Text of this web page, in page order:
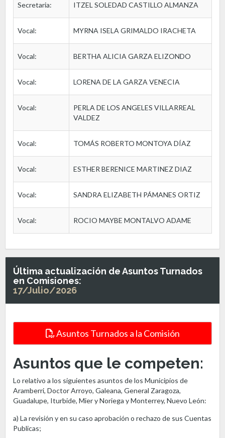
Secretaria: ITZEL SOLEDAD CASTILLO ALMANZA
Vocal: MYRNA ISELA GRIMALDO IRACHETA
Vocal: BERTHA ALICIA GARZA ELIZONDO
Vocal: LORENA DE LA GARZA VENECIA
Vocal:
PERLA DE LOS ANGELES VILLARREAL
VALDEZ
Vocal: TOMÁS ROBERTO MONTOYA DÍAZ
Vocal: ESTHER BERENICE MARTINEZ DIAZ
Vocal: SANDRA ELIZABETH PÁMANES ORTIZ
Vocal: ROCIO MAYBE MONTALVO ADAME
Última actualización de Asuntos Turnados
en Comisiones:
17/Julio/2026
Asuntos Turnados a la Comisión
Asuntos que le competen:
Lo relativo a los siguientes asuntos de los Municipios de
Aramberri, Doctor Arroyo, Galeana, General Zaragoza,
Guadalupe, Iturbide, Mier y Noriega y Monterrey, Nuevo León:
a) La revisión y en su caso aprobación o rechazo de sus Cuentas
Publicas;